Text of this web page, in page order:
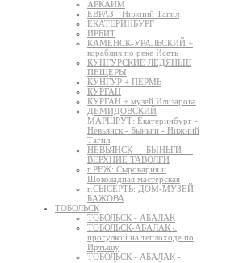
АРКАИМ
ЕВРАЗ - Нижний Тагил
ЕКАТЕРИНБУРГ
ИРБИТ
КАМЕНСК-УРАЛЬСКИЙ +
кораблик по реке Исеть
КУНГУРСКИЕ ЛЕДЯНЫЕ
ПЕЩЕРЫ
КУНГУР + ПЕРМЬ
КУРГАН
КУРГАН + музей Илизарова
ДЕМИДОВСКИЙ
МАРШРУТ: Екатеринбург -
Невьянск - Быньги - Нижний
Тагил
НЕВЬЯНСК — БЫНЬГИ —
ВЕРХНИЕ ТАВОЛГИ
г.РЕЖ: Сыроварня и
Шоколадная мастерская
г.СЫСЕРТЬ: ДОМ-МУЗЕЙ
БАЖОВА
ТОБОЛЬСК
ТОБОЛЬСК - АБАЛАК
ТОБОЛЬСК-АБАЛАК с
прогулкой на теплоходе по
Иртышу
ТОБОЛЬСК - АБАЛАК -